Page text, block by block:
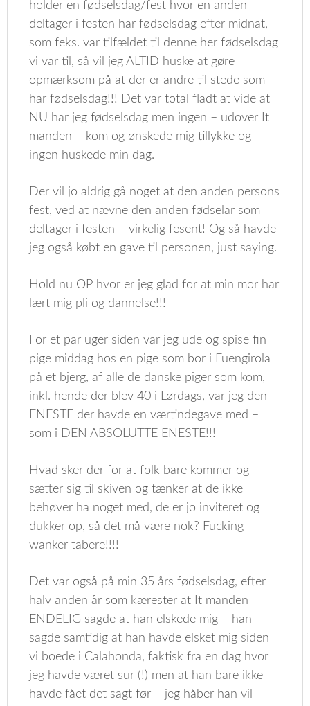
holder en fødselsdag/fest hvor en anden
deltager i festen har fødselsdag efter midnat,
som feks. var tilfældet til denne her fødselsdag
vi var til, så vil jeg ALTID huske at gøre
opmærksom på at der er andre til stede som
har fødselsdag!!! Det var total fladt at vide at
NU har jeg fødselsdag men ingen – udover It
manden – kom og ønskede mig tillykke og
ingen huskede min dag.
Der vil jo aldrig gå noget at den anden persons
fest, ved at nævne den anden fødselar som
deltager i festen – virkelig fesent! Og så havde
jeg også købt en gave til personen, just saying.
Hold nu OP hvor er jeg glad for at min mor har
lært mig pli og dannelse!!!
For et par uger siden var jeg ude og spise fin
pige middag hos en pige som bor i Fuengirola
på et bjerg, af alle de danske piger som kom,
inkl. hende der blev 40 i Lørdags, var jeg den
ENESTE der havde en værtindegave med –
som i DEN ABSOLUTTE ENESTE!!!
Hvad sker der for at folk bare kommer og
sætter sig til skiven og tænker at de ikke
behøver ha noget med, de er jo inviteret og
dukker op, så det må være nok? Fucking
wanker tabere!!!!
Det var også på min 35 års fødselsdag, efter
halv anden år som kærester at It manden
ENDELIG sagde at han elskede mig – han
sagde samtidig at han havde elsket mig siden
vi boede i Calahonda, faktisk fra en dag hvor
jeg havde været sur (!) men at han bare ikke
havde fået det sagt før – jeg håber han vil